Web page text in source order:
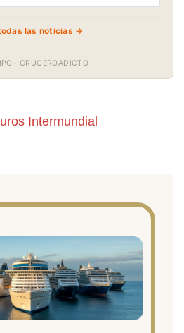
las noticias →
· CRUCEROADICTO